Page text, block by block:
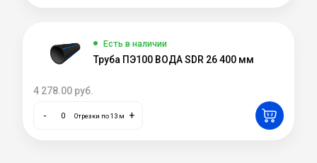
Есть в наличии
Труба ПЭ100 ВОДА SDR 26 400 мм
4 278.00 руб.
- Отрезки по 13 м +